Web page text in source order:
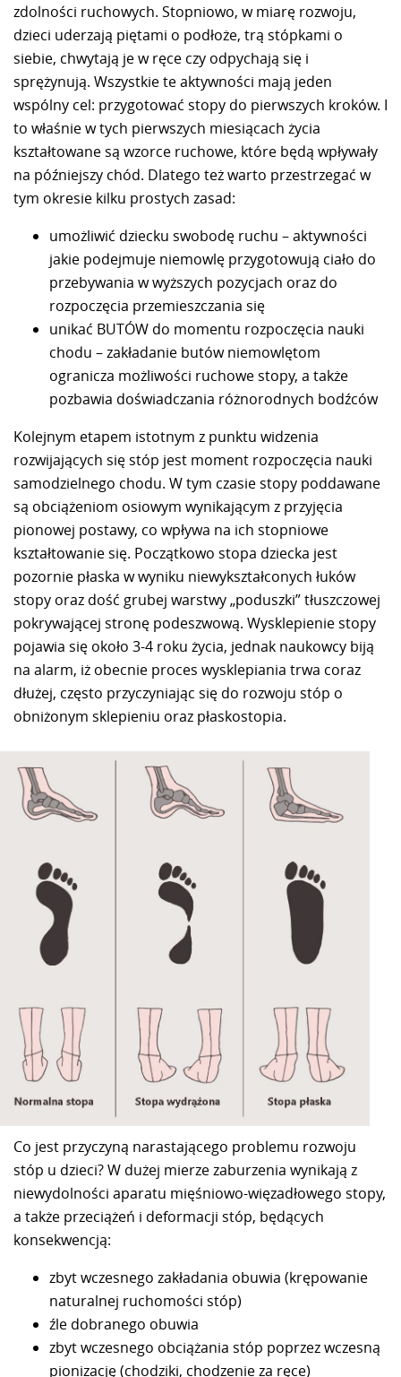
zdolności ruchowych. Stopniowo, w miarę rozwoju,
dzieci uderzają piętami o podłoże, trą stópkami o
siebie, chwytają je w ręce czy odpychają się i
sprężynują. Wszystkie te aktywności mają jeden
wspólny cel: przygotować stopy do pierwszych kroków. I
to właśnie w tych pierwszych miesiącach życia
kształtowane są wzorce ruchowe, które będą wpływały
na późniejszy chód. Dlatego też warto przestrzegać w
tym okresie kilku prostych zasad:
umożliwić dziecku swobodę ruchu – aktywności
jakie podejmuje niemowlę przygotowują ciało do
przebywania w wyższych pozycjach oraz do
rozpoczęcia przemieszczania się
unikać BUTÓW do momentu rozpoczęcia nauki
chodu – zakładanie butów niemowlętom
ogranicza możliwości ruchowe stopy, a także
pozbawia doświadczania różnorodnych bodźców
Kolejnym etapem istotnym z punktu widzenia
rozwijających się stóp jest moment rozpoczęcia nauki
samodzielnego chodu. W tym czasie stopy poddawane
są obciążeniom osiowym wynikającym z przyjęcia
pionowej postawy, co wpływa na ich stopniowe
kształtowanie się. Początkowo stopa dziecka jest
pozornie płaska w wyniku niewykształconych łuków
stopy oraz dość grubej warstwy „poduszki” tłuszczowej
pokrywającej stronę podeszwową. Wysklepienie stopy
pojawia się około 3-4 roku życia, jednak naukowcy biją
na alarm, iż obecnie proces wysklepiania trwa coraz
dłużej, często przyczyniając się do rozwoju stóp o
obniżonym sklepieniu oraz płaskostopia.
Co jest przyczyną narastającego problemu rozwoju
stóp u dzieci? W dużej mierze zaburzenia wynikają z
niewydolności aparatu mięśniowo-więzadłowego stopy,
a także przeciążeń i deformacji stóp, będących
konsekwencją:
zbyt wczesnego zakładania obuwia (krępowanie
naturalnej ruchomości stóp)
źle dobranego obuwia
zbyt wczesnego obciążania stóp poprzez wczesną
pionizację (chodziki, chodzenie za ręce)